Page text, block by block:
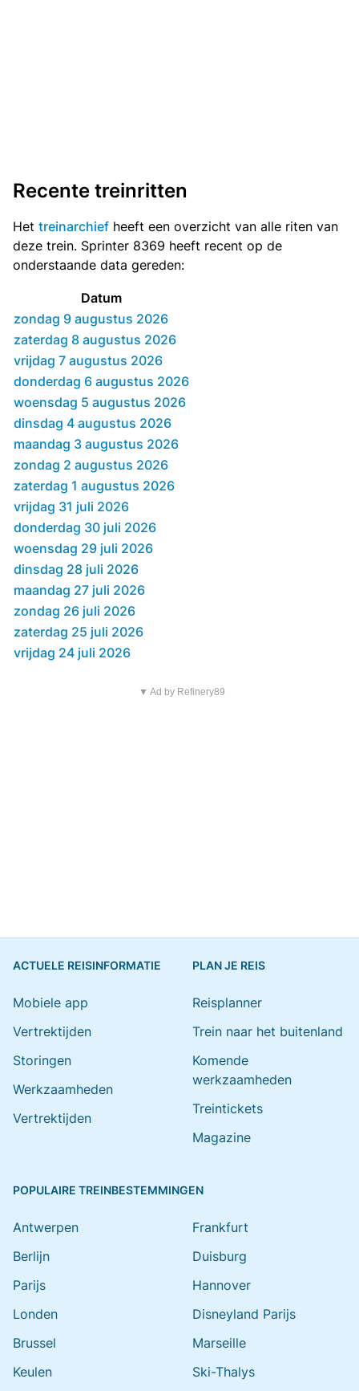
Recente treinritten
Het treinarchief heeft een overzicht van alle riten van
deze trein. Sprinter 8369 heeft recent op de
onderstaande data gereden:
Datum
zondag 9 augustus 2026
zaterdag 8 augustus 2026
vrijdag 7 augustus 2026
donderdag 6 augustus 2026
woensdag 5 augustus 2026
dinsdag 4 augustus 2026
maandag 3 augustus 2026
zondag 2 augustus 2026
zaterdag 1 augustus 2026
vrijdag 31 juli 2026
donderdag 30 juli 2026
woensdag 29 juli 2026
dinsdag 28 juli 2026
maandag 27 juli 2026
zondag 26 juli 2026
zaterdag 25 juli 2026
vrijdag 24 juli 2026
▼ Ad by Refinery89
ACTUELE REISINFORMATIE
Mobiele app
Vertrektijden
Storingen
Werkzaamheden
Vertrektijden
PLAN JE REIS
Reisplanner
Trein naar het buitenland
Komende
werkzaamheden
Treintickets
Magazine
POPULAIRE TREINBESTEMMINGEN
Antwerpen
Berlijn
Parijs
Londen
Brussel
Keulen
Frankfurt
Duisburg
Hannover
Disneyland Parijs
Marseille
Ski-Thalys